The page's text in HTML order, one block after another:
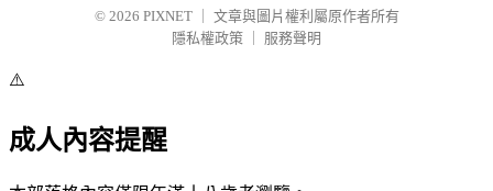
© 2026 PIXNET
文章與圖片權利屬原作者所有
隱私權政策
服務聲明
⚠️
成人內容提醒